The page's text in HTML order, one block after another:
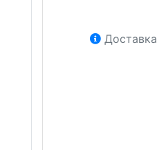
Доставка